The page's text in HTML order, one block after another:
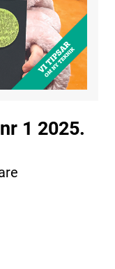
1 2025.